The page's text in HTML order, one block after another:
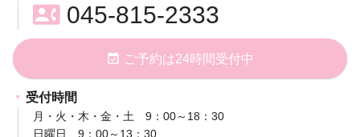
contact_phone 045-815-2333
event_available ご予約は24時間受付中
受付時間
月・火・木・金・土 9：00～18：30
日曜日 9：00～13：30